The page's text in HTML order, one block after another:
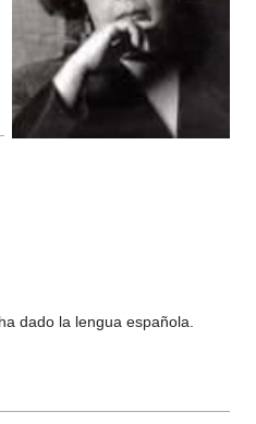
dado la lengua española.